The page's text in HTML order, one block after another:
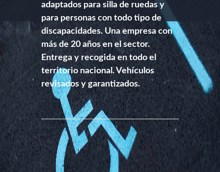
adaptados para silla de ruedas y
para personas con todo tipo de
discapacidades. Una empresa con
más de 20 años en el sector.
Entrega y recogida en todo el
territorio nacional. Vehículos
revisados y garantizados.